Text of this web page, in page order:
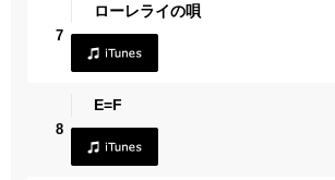
7
ローレライの唄
8
E=F